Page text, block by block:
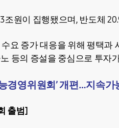
조원이 집행됐으며, 반도체
요 증가 대응을 위해 평택과
등의 증설을 중심으로 투자
경영위원회’ 개편…지속가
출범]